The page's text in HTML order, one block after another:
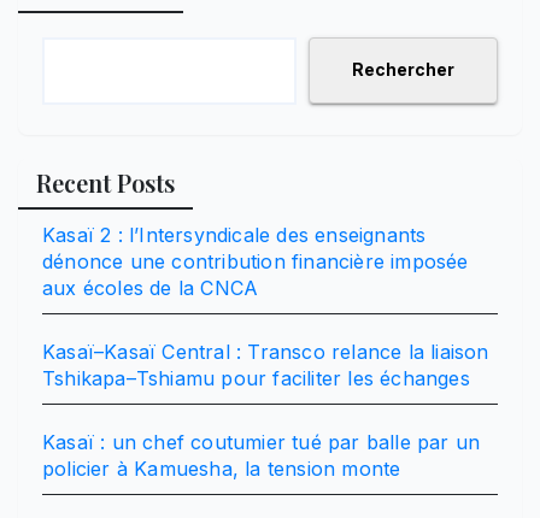
Rechercher
Recent Posts
Kasaï 2 : l’Intersyndicale des enseignants
dénonce une contribution financière imposée
aux écoles de la CNCA
Kasaï–Kasaï Central : Transco relance la liaison
Tshikapa–Tshiamu pour faciliter les échanges
Kasaï : un chef coutumier tué par balle par un
policier à Kamuesha, la tension monte